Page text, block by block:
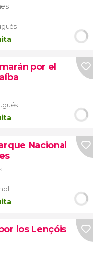
por el
Nacional
los Lençóis